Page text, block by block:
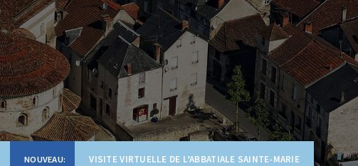
VISITE VIRTUELLE DE L’ABBATIALE SAINTE-MARIE